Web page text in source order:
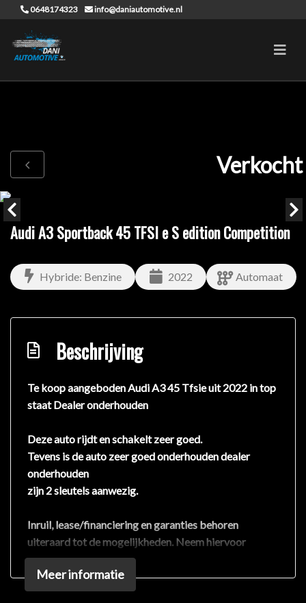
0648174323 info@daniautomotive.nl
Verkocht
Audi A3 Sportback 45 TFSI e S edition Competition
Hybride: Benzine 2022 Automaat
Beschrijving
Te koop aangeboden Audi A3 45 Tfsie uit 2022 in top
staat Dealer onderhouden
Deze auto rijdt en schakelt zeer goed.
Tevens is de auto zeer goed onderhouden dealer
onderhouden
zijn 2 sleutels aanwezig.
Inruil, lease/financiering en garanties behoren
uiteraard tot de mogelijkheden. Neem hiervoor
contact op met één van onze adviseurs.
Heeft u specifieke wensen met betrekking tot
aflevering van uw nieuwe auto? Niks is ons te gek!
Meer informatie